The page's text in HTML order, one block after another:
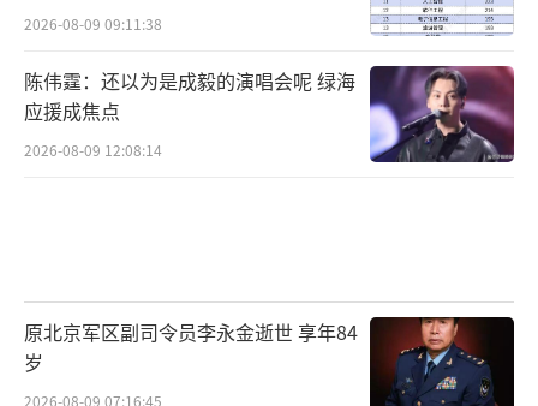
2026-08-09 09:11:38
陈伟霆：还以为是成毅的演唱会呢 绿海
应援成焦点
2026-08-09 12:08:14
原北京军区副司令员李永金逝世 享年84
岁
2026-08-09 07:16:45